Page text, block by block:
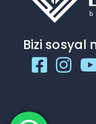
Bizi